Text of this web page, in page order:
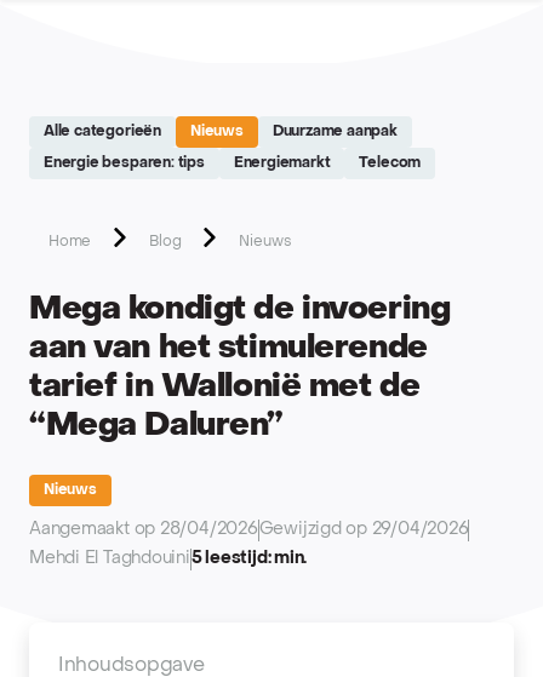
Alle categorieën Nieuws Duurzame aanpak
Energie besparen: tips Energiemarkt Telecom
Home Blog Nieuws
Mega kondigt de invoering
aan van het stimulerende
tarief in Wallonië met de
“Mega Daluren”
Nieuws
Aangemaakt op 28/04/2026Gewijzigd op 29/04/2026
Mehdi El Taghdouini5 leestijd: min.
Inhoudsopgave